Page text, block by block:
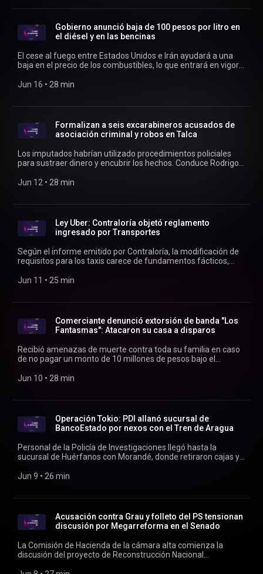
Gobierno anunció baja de 100 pesos por litro en
el diésel y en las bencinas
El cese al fuego entre Estados Unidos e Irán ayudará a una
baja en el precio de los combustibles, lo que entrará en vigor
Jun 16 • 28 min
Formalizan a seis excarabineros acusados de
asociación criminal y robos en Talca
Los imputados habrían utilizado procedimientos policiales
para sustraer dinero y encubrir los hechos. Conduce Rodrigo
Jun 12 • 28 min
Ley Uber: Contraloría objetó reglamento
ingresado por Transportes
Según el informe emitido por Contraloría, la modificación de
requisitos para los taxis carece de fundamentos fácticos,
propuestos, lo que podría afectar la calidad del servicio
Jun 11 • 25 min
Comerciante denunció extorsión de banda "Los
Fantasmas": Atacaron su casa a disparos
Recibió amenazas de muerte contra toda su familia en caso
de no pagar un monto de 10 millones de pesos bajo el
Rodrigo Vergara.
Jun 10 • 28 min
Operación Tokio: PDI allanó sucursal de
BancoEstado por nexos con el Tren de Aragua
Personal de la Policía de Investigaciones llegó hasta la
sucursal de Huérfanos con Morandé, donde retiraron cajas y
Vergara.
Jun 9 • 26 min
Acusación contra Grau y folleto del PS tensionan
discusión por Megarreforma en el Senado
La Comisión de Hacienda de la cámara alta comienza la
discusión del proyecto de Reconstrucción Nacional